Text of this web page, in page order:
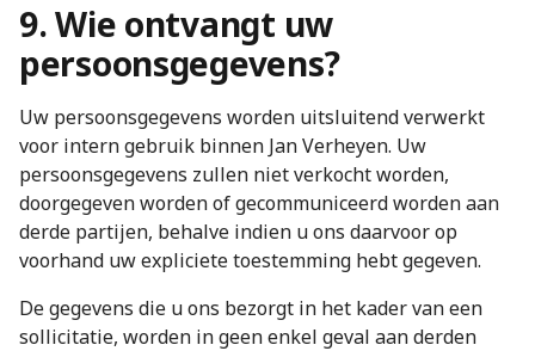
9. Wie ontvangt uw
persoonsgegevens?
Uw persoonsgegevens worden uitsluitend verwerkt
voor intern gebruik binnen Jan Verheyen. Uw
persoonsgegevens zullen niet verkocht worden,
doorgegeven worden of gecommuniceerd worden aan
derde partijen, behalve indien u ons daarvoor op
voorhand uw expliciete toestemming hebt gegeven.
De gegevens die u ons bezorgt in het kader van een
sollicitatie, worden in geen enkel geval aan derden